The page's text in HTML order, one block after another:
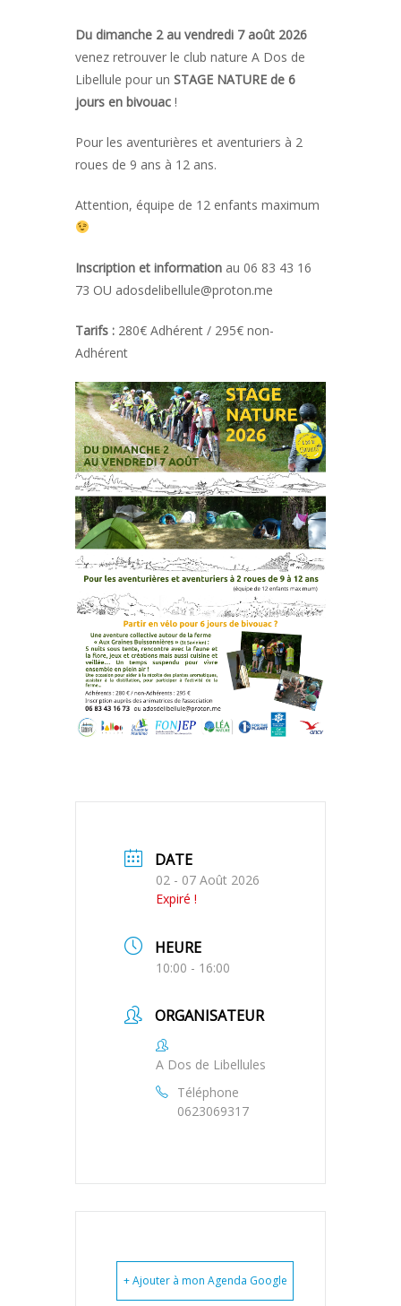
Du dimanche 2 au vendredi 7 août 2026
venez retrouver le club nature A Dos de
Libellule pour un STAGE NATURE de 6
jours en bivouac !
Pour les aventurières et aventuriers à 2
roues de 9 ans à 12 ans.
Attention, équipe de 12 enfants maximum
Inscription et information au 06 83 43 16
73 OU adosdelibellule@proton.me
Tarifs : 280€ Adhérent / 295€ non-
Adhérent
DATE
02 - 07 Août 2026
Expiré !
HEURE
10:00 - 16:00
ORGANISATEUR
A Dos de Libellules
Téléphone
0623069317
+ Ajouter à mon Agenda Google